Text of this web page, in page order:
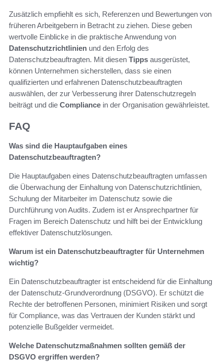
Zusätzlich empfiehlt es sich, Referenzen und Bewertungen von
früheren Arbeitgebern in Betracht zu ziehen. Diese geben
wertvolle Einblicke in die praktische Anwendung von
Datenschutzrichtlinien und den Erfolg des
Datenschutzbeauftragten. Mit diesen Tipps ausgerüstet,
können Unternehmen sicherstellen, dass sie einen
qualifizierten und erfahrenen Datenschutzbeauftragten
auswählen, der zur Verbesserung ihrer Datenschutzregeln
beiträgt und die Compliance in der Organisation gewährleistet.
FAQ
Was sind die Hauptaufgaben eines
Datenschutzbeauftragten?
Die Hauptaufgaben eines Datenschutzbeauftragten umfassen
die Überwachung der Einhaltung von Datenschutzrichtlinien,
Schulung der Mitarbeiter im Datenschutz sowie die
Durchführung von Audits. Zudem ist er Ansprechpartner für
Fragen im Bereich Datenschutz und hilft bei der Entwicklung
effektiver Datenschutzlösungen.
Warum ist ein Datenschutzbeauftragter für Unternehmen
wichtig?
Ein Datenschutzbeauftragter ist entscheidend für die Einhaltung
der Datenschutz-Grundverordnung (DSGVO). Er schützt die
Rechte der betroffenen Personen, minimiert Risiken und sorgt
für Compliance, was das Vertrauen der Kunden stärkt und
potenzielle Bußgelder vermeidet.
Welche Datenschutzmaßnahmen sollten gemäß der
DSGVO ergriffen werden?